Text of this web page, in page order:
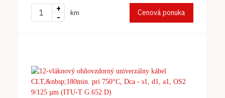
+
-
km Cenová ponuka